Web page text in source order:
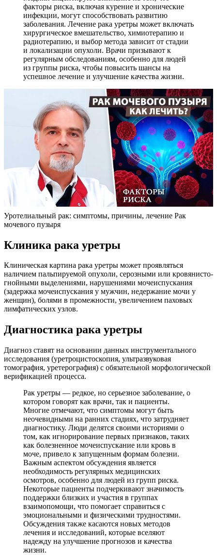
факторы риска, включая курение и хронические
инфекции, могут способствовать развитию
заболевания. Лечение рака уретры может включать
хирургическое вмешательство, химиотерапию и
радиотерапию, и выбор метода зависит от стадии
и локализации опухоли. Врачи призывают к
регулярным обследованиям, особенно для людей
из группы риска, чтобы повысить шансы на
успешное лечение и улучшение качества жизни.
Уротелиальный рак: симптомы, причины, лечение Рак
мочевого пузыря
Клиника рака уретры
Клиническая картина рака уретры может проявляться
наличием пальпируемой опухоли, серозными или кровянисто-
гнойными выделениями, нарушениями мочеиспускания
(задержка мочеиспускания у мужчин, недержание мочи у
женщин), болями в промежности, увеличением паховых
лимфатических узлов.
Диагностика рака уретры
Диагноз ставят на основании данных инструментального
исследования (уретроцистоскопия, ультразвуковая
томография, уретерография) с обязательной морфологической
верификацией процесса.
Рак уретры — редкое, но серьезное заболевание, о
котором говорят как врачи, так и пациенты.
Многие отмечают, что симптомы могут быть
неочевидными на ранних стадиях, что затрудняет
диагностику. Люди делятся своими историями о
том, как игнорирование первых признаков, таких
как болезненное мочеиспускание или кровь в
моче, привело к запущенным формам болезни.
Важным аспектом обсуждения является
необходимость регулярных медицинских
осмотров, особенно для людей из групп риска.
Некоторые пациенты подчеркивают значимость
поддержки близких и участия в группах
взаимопомощи, что помогает справиться с
эмоциональными и физическими трудностями.
Обсуждения также касаются новых методов
лечения и исследований, которые вселяют
надежду на улучшение прогнозов и качества
жизни.